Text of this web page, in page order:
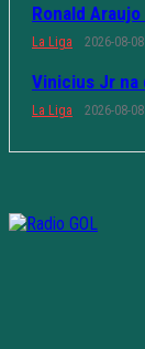
Ronald
La Liga 2026-08-08
Vinicius Jr na
La Liga 2026-08-08